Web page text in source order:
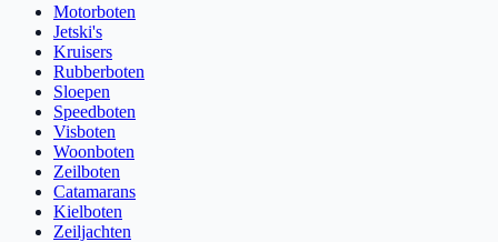
Motorboten
Jetski's
Kruisers
Rubberboten
Sloepen
Speedboten
Visboten
Woonboten
Zeilboten
Catamarans
Kielboten
Zeiljachten